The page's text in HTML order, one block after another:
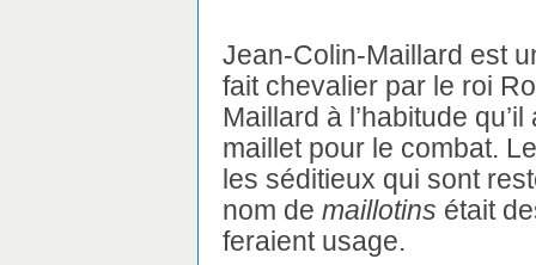
Jean-Colin-Maillard est
fait chevalier par le roi
Maillard à l’habitude
maillet pour le combat.
les séditieux qui sont
nom de maillotins était
feraient usage.